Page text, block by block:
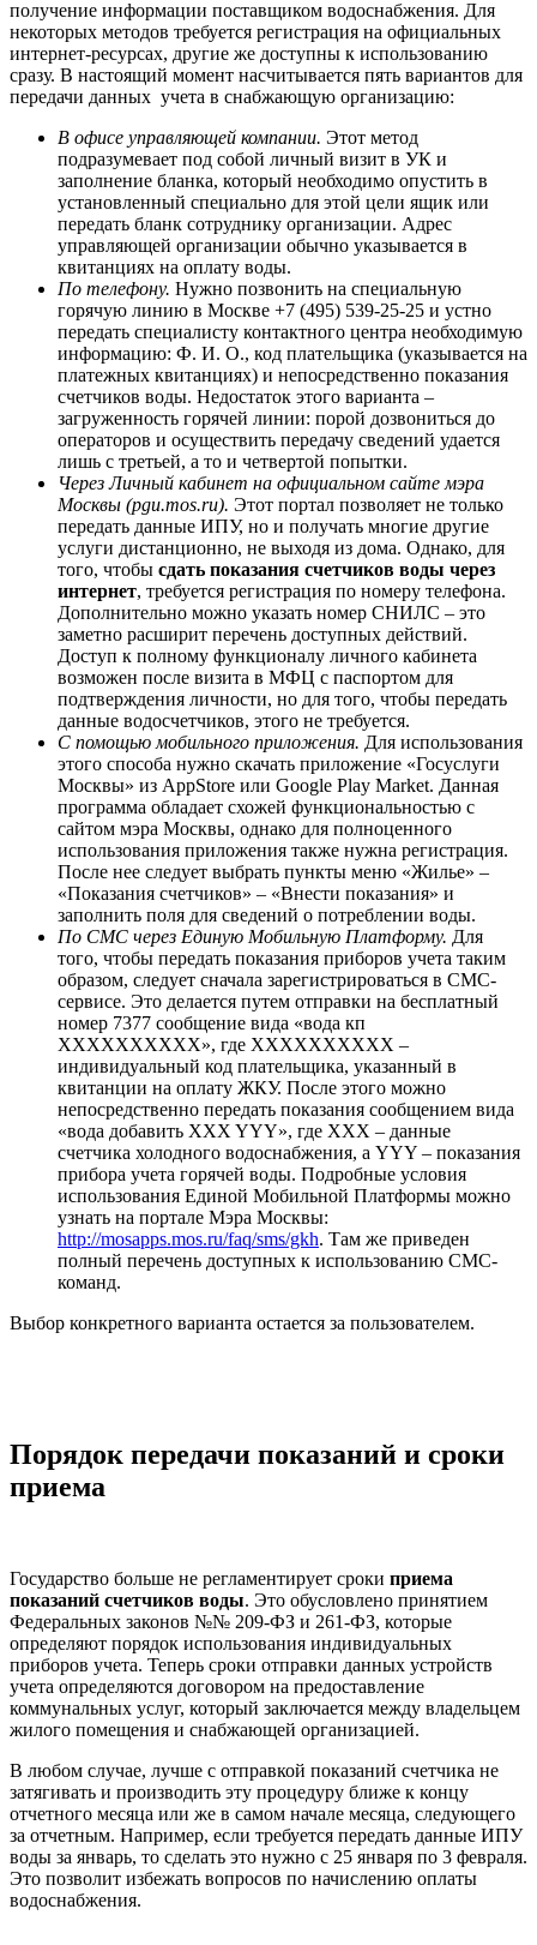
получение информации поставщиком водоснабжения. Для
некоторых методов требуется регистрация на официальных
интернет-ресурсах, другие же доступны к использованию
сразу. В настоящий момент насчитывается пять вариантов для
передачи данных учета в снабжающую организацию:
В офисе управляющей компании. Этот метод
подразумевает под собой личный визит в УК и
заполнение бланка, который необходимо опустить в
установленный специально для этой цели ящик или
передать бланк сотруднику организации. Адрес
управляющей организации обычно указывается в
квитанциях на оплату воды.
По телефону. Нужно позвонить на специальную
горячую линию в Москве +7 (495) 539-25-25 и устно
передать специалисту контактного центра необходимую
информацию: Ф. И. О., код плательщика (указывается на
платежных квитанциях) и непосредственно показания
счетчиков воды. Недостаток этого варианта –
загруженность горячей линии: порой дозвониться до
операторов и осуществить передачу сведений удается
лишь с третьей, а то и четвертой попытки.
Через Личный кабинет на официальном сайте мэра
Москвы (pgu.mos.ru). Этот портал позволяет не только
передать данные ИПУ, но и получать многие другие
услуги дистанционно, не выходя из дома. Однако, для
того, чтобы сдать показания счетчиков воды через
интернет, требуется регистрация по номеру телефона.
Дополнительно можно указать номер СНИЛС – это
заметно расширит перечень доступных действий.
Доступ к полному функционалу личного кабинета
возможен после визита в МФЦ с паспортом для
подтверждения личности, но для того, чтобы передать
данные водосчетчиков, этого не требуется.
С помощью мобильного приложения. Для использования
этого способа нужно скачать приложение «Госуслуги
Москвы» из AppStore или Google Play Market. Данная
программа обладает схожей функциональностью с
сайтом мэра Москвы, однако для полноценного
использования приложения также нужна регистрация.
После нее следует выбрать пункты меню «Жилье» –
«Показания счетчиков» – «Внести показания» и
заполнить поля для сведений о потреблении воды.
По СМС через Единую Мобильную Платформу. Для
того, чтобы передать показания приборов учета таким
образом, следует сначала зарегистрироваться в СМС-
сервисе. Это делается путем отправки на бесплатный
номер 7377 сообщение вида «вода кп
XXXXXXXXXX», где XXXXXXXXXX –
индивидуальный код плательщика, указанный в
квитанции на оплату ЖКУ. После этого можно
непосредственно передать показания сообщением вида
«вода добавить XXX YYY», где XXX – данные
счетчика холодного водоснабжения, а YYY – показания
прибора учета горячей воды. Подробные условия
использования Единой Мобильной Платформы можно
узнать на портале Мэра Москвы:
http://mosapps.mos.ru/faq/sms/gkh. Там же приведен
полный перечень доступных к использованию СМС-
команд.
Выбор конкретного варианта остается за пользователем.
Порядок передачи показаний и сроки
приема
Государство больше не регламентирует сроки приема
показаний счетчиков воды. Это обусловлено принятием
Федеральных законов №№ 209-ФЗ и 261-ФЗ, которые
определяют порядок использования индивидуальных
приборов учета. Теперь сроки отправки данных устройств
учета определяются договором на предоставление
коммунальных услуг, который заключается между владельцем
жилого помещения и снабжающей организацией.
В любом случае, лучше с отправкой показаний счетчика не
затягивать и производить эту процедуру ближе к концу
отчетного месяца или же в самом начале месяца, следующего
за отчетным. Например, если требуется передать данные ИПУ
воды за январь, то сделать это нужно с 25 января по 3 февраля.
Это позволит избежать вопросов по начислению оплаты
водоснабжения.